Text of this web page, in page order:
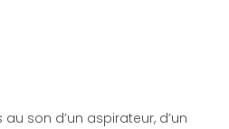
son d’un aspirateur, d’un